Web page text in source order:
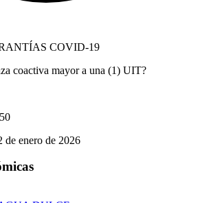
COVID-19
coactiva mayor a una (1) UIT?
de enero de 2026